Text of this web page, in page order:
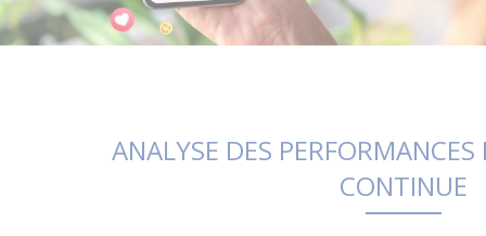
ANALYSE DES
CONTINUE